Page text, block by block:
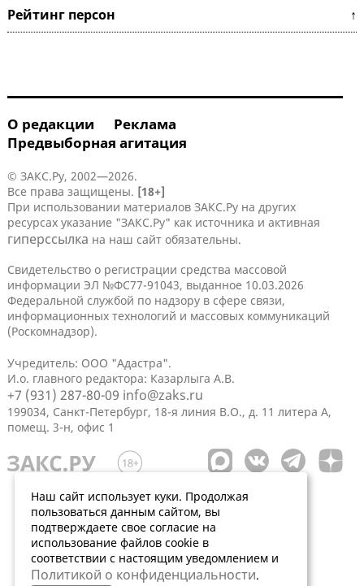
Рейтинг персон ↑
О редакции
Реклама
Предвыборная агитация
© ЗАКС.Ру, 2002—2026.
Все права защищены. [18+]
При использовании материалов ЗАКС.Ру на других
ресурсах указание "ЗАКС.Ру" как источника и активная
гиперссылка на наш сайт обязательны.
Свидетельство о регистрации средства массовой
информации ЭЛ №ФС77-91043, выданное 10.03.2026
Федеральной службой по надзору в сфере связи,
информационных технологий и массовых коммуникаций
(Роскомнадзор).
Учредитель: ООО "Адастра".
И.о. главного редактора: Казарлыга А.В.
+7 (931) 287-80-09 info@zaks.ru
199034, Санкт-Петербург, 18-я линия В.О., д. 11 литера А,
помещ. 3-н, офис 1
Наш сайт использует куки. Продолжая
пользоваться данным сайтом, вы
подтверждаете свое согласие на
использование файлов cookie в
соответствии с настоящим уведомлением и
Политикой о конфиденциальности.